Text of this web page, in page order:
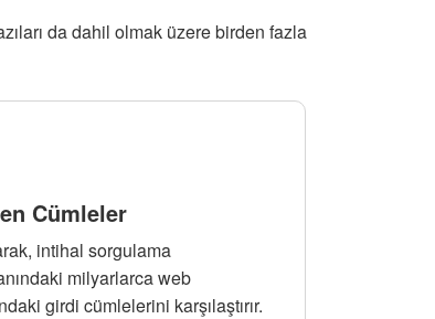
da dahil olmak üzere birden fazla
Cümleler
intihal sorgulama
milyarlarca web
girdi cümlelerini karşılaştırır.